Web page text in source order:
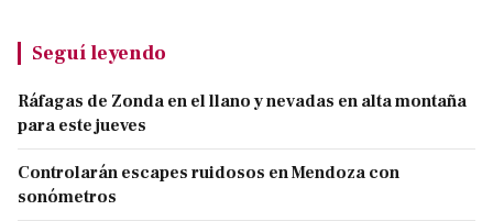
Seguí leyendo
Ráfagas de Zonda en el llano y nevadas en alta montaña
para este jueves
Controlarán escapes ruidosos en Mendoza con
sonómetros